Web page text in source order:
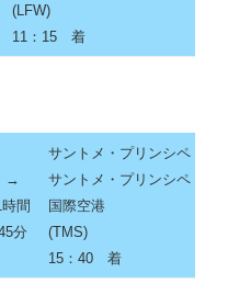
( LFW)
11：15 着
→
時間
分
サントメ・プリンシペ
サントメ・プリンシペ
国際空港
(TMS)
15：40 着